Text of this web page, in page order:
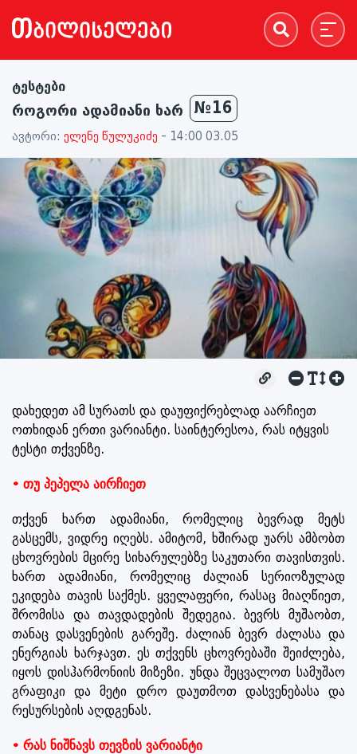
ტესტები
როგორი ადამიანი ხარ №16
ავტორი: ელენე წულუკიძე - 14:00 03.05
დახედეთ ამ სურათს და დაუფიქრებლად აარჩიეთ
ოთხიდან ერთი ვარიანტი. საინტერესოა, რას იტყვის
ტესტი თქვენზე.
• თუ პეპელა აირჩიეთ
თქვენ ხართ ადამიანი, რომელიც ბევრად მეტს
გასცემს, ვიდრე იღებს. ამიტომ, ხშირად უარს ამბობთ
ცხოვრების მცირე სიხარულებზე საკუთარი თავისთვის.
ხართ ადამიანი, რომელიც ძალიან სერიოზულად
ეკიდება თავის საქმეს. ყველაფერი, რასაც მიაღწიეთ,
შრომისა და თავდადების შედეგია. ბევრს მუშაობთ,
თანაც დასვენების გარეშე. ძალიან ბევრ ძალასა და
ენერგიას ხარჯავთ. ეს თქვენს ცხოვრებაში შეიძლება,
იყოს დისჰარმონიის მიზეზი. უნდა შეცვალოთ სამუშაო
გრაფიკი და მეტი დრო დაუთმოთ დასვენებასა და
რესურსების აღდგენას.
• რას ნიშნავს თევზის ვარიანტი